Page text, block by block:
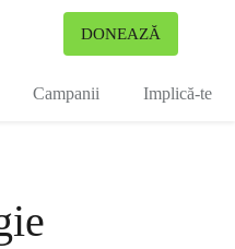
DONEAZĂ
Campanii Implică-te